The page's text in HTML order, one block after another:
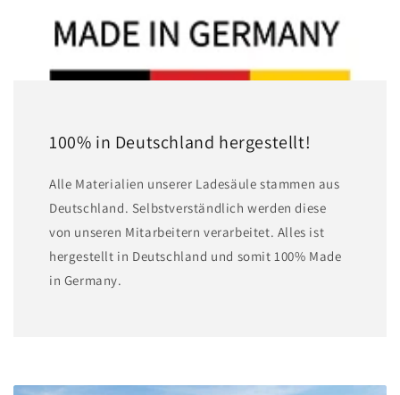
100% in Deutschland hergestellt!
A lle Materialien unserer Ladesäule stammen aus
Deutschland. Selbstverständlich werden diese
von unseren Mitarbeitern verarbeitet. Alles ist
hergestellt in Deutschland und somit 100% Made
in Germany.